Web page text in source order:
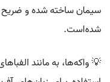
سیمان ساخته شده و
شده‌است.
💡 واکه‌ها، به مانند